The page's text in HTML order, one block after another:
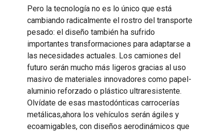
Pero la tecnología no es lo único que está
cambiando radicalmente el rostro del transporte
pesado: el diseño también ha sufrido
importantes transformaciones para adaptarse a
las necesidades actuales. Los camiones del
futuro serán mucho más ligeros gracias al uso
masivo de materiales innovadores como papel-
aluminio reforzado o plástico ultraresistente.
Olvídate de esas mastodónticas carrocerías
metálicas,ahora los vehículos serán ágiles y
ecoamigables, con diseños aerodinámicos que